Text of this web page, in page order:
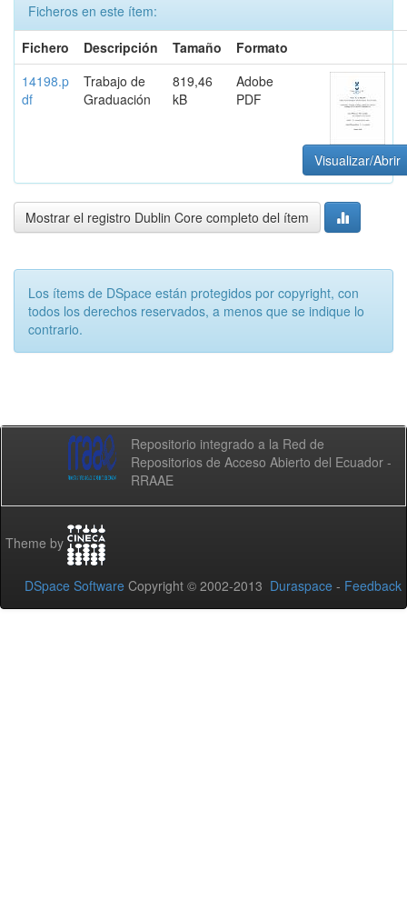
Ficheros en este ítem:
Fichero
Descripción Tamaño
Formato
14198.p
df
Trabajo de
Graduación
819,46
kB
Adobe
PDF
Visualizar/Abrir
Mostrar el registro Dublin Core completo del ítem
Los ítems de DSpace están protegidos por copyright, con
todos los derechos reservados, a menos que se indique lo
contrario.
Repositorio integrado a la Red de
Repositorios de Acceso Abierto del Ecuador -
RRAAE
Theme by
DSpace Software Copyright © 2002-2013 Duraspace - Feedback